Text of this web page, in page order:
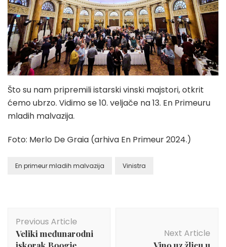
Što su nam pripremili istarski vinski majstori, otkrit
ćemo ubrzo. Vidimo se 10. veljače na 13. En Primeuru
mladih malvazija.
Foto: Merlo De Graia (arhiva En Primeur 2024.)
En primeur mladih malvazija Vinistra
Navigation
Previous Article
Veliki međunarodni
Next Article